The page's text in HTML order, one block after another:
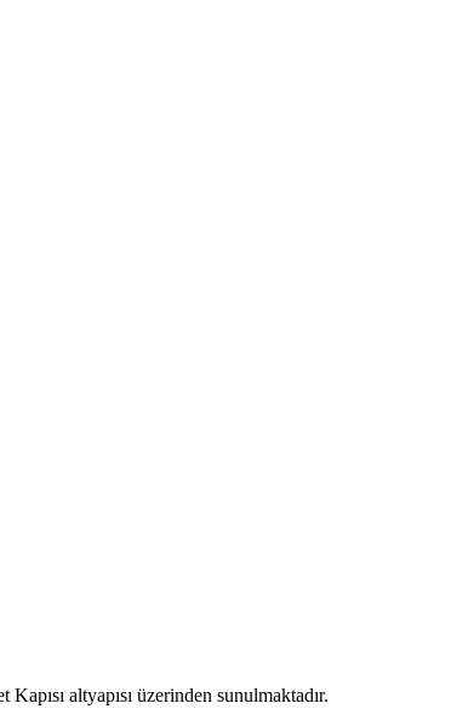
altyapısı üzerinden sunulmaktadır.